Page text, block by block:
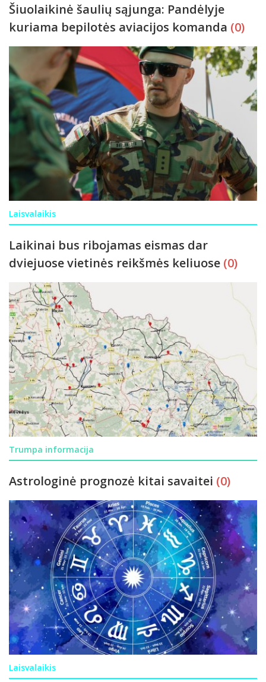
Šiuolaikinė šaulių sąjunga: Pandėlyje
kuriama bepilotės aviacijos komanda (0)
Laisvalaikis
Laikinai bus ribojamas eismas dar
dviejuose vietinės reikšmės keliuose (0)
Trumpa informacija
Astrologinė prognozė kitai savaitei (0)
Laisvalaikis